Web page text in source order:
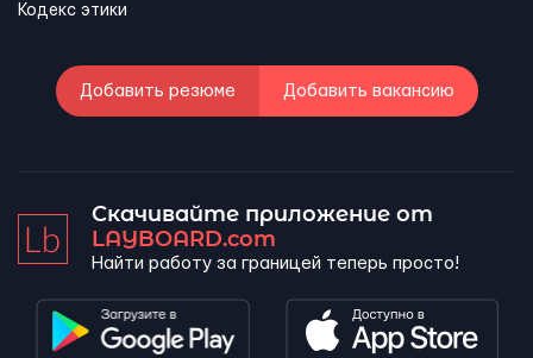
Кодекс этики
Добавить резюме Добавить вакансию
Скачивайте приложение от
LAYBOARD.com
Найти работу за границей теперь просто!